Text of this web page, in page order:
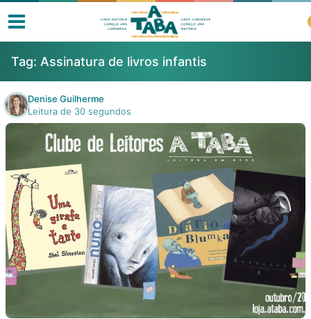
Livros
Resenhas
Clube de Leitores
Listas
Como ler?
Na escola
Tag: Assinatura de livros infantis
Denise Guilherme
Leitura de 30 segundos